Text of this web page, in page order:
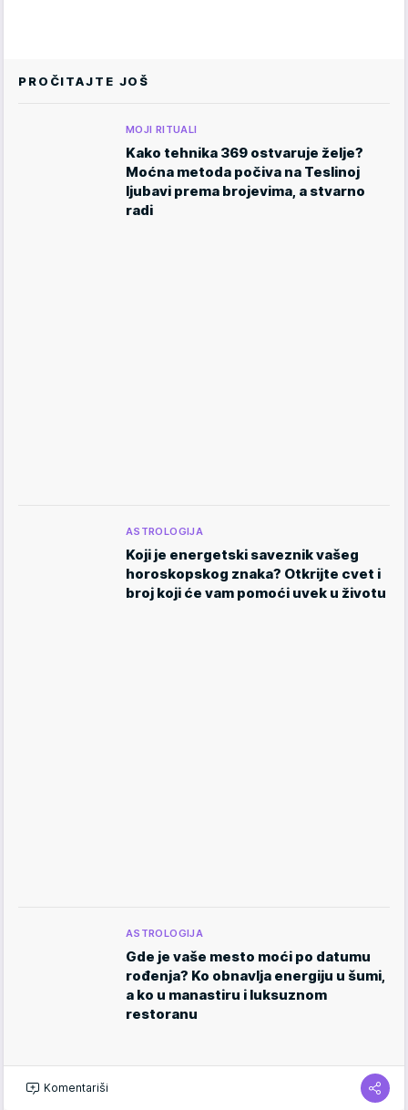
PROČITAJTE JOŠ
MOJI RITUALI
Kako tehnika 369 ostvaruje želje?
Moćna metoda počiva na Teslinoj
ljubavi prema brojevima, a stvarno
radi
ASTROLOGIJA
Koji je energetski saveznik vašeg
horoskopskog znaka? Otkrijte cvet i
broj koji će vam pomoći uvek u životu
ASTROLOGIJA
Gde je vaše mesto moći po datumu
rođenja? Ko obnavlja energiju u šumi,
a ko u manastiru i luksuznom
restoranu
Komentariši